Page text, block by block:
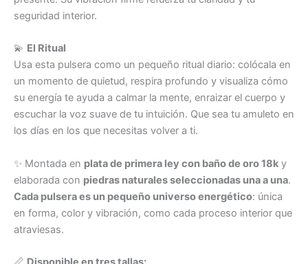
seguridad interior.
💫 El Ritual
Usa esta pulsera como un pequeño ritual diario: colócala en
un momento de quietud, respira profundo y visualiza cómo
su energía te ayuda a calmar la mente, enraizar el cuerpo y
escuchar la voz suave de tu intuición. Que sea tu amuleto en
los días en los que necesitas volver a ti.
✨ Montada en plata de primera ley con baño de oro 18k y
elaborada con piedras naturales seleccionadas una a una.
Cada pulsera es un pequeño universo energético: única
en forma, color y vibración, como cada proceso interior que
atraviesas.